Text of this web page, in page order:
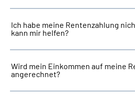
Ich habe meine Rentenzahlung
kann mir helfen?
Wird mein Einkommen auf meine
angerechnet?